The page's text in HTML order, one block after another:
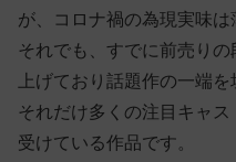
が、コロナ禍の為現実味は
それでも、すでに前売り
上げており話題作の一端を
それだけ多くの注目キャ
受けている作品です。